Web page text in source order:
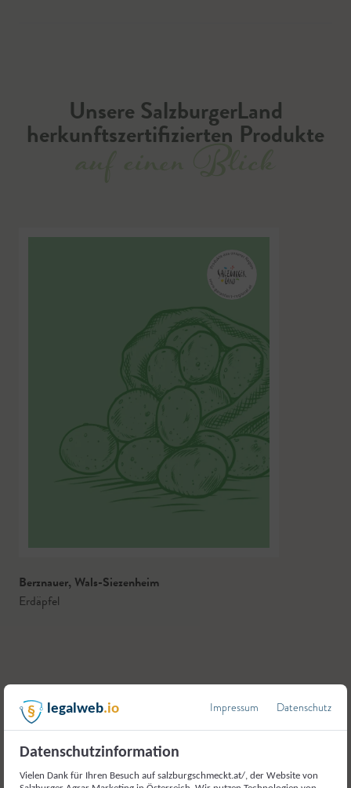
Unsere SalzburgerLand
herkunftszertifizierten Produkte
auf einen Blick
Berznauer, Wals-Siezenheim
Erdäpfel
legalweb.io Impressum Datenschutz
Datenschutzinformation
Vielen Dank für Ihren Besuch auf salzburgschmeckt.at/, der Website von